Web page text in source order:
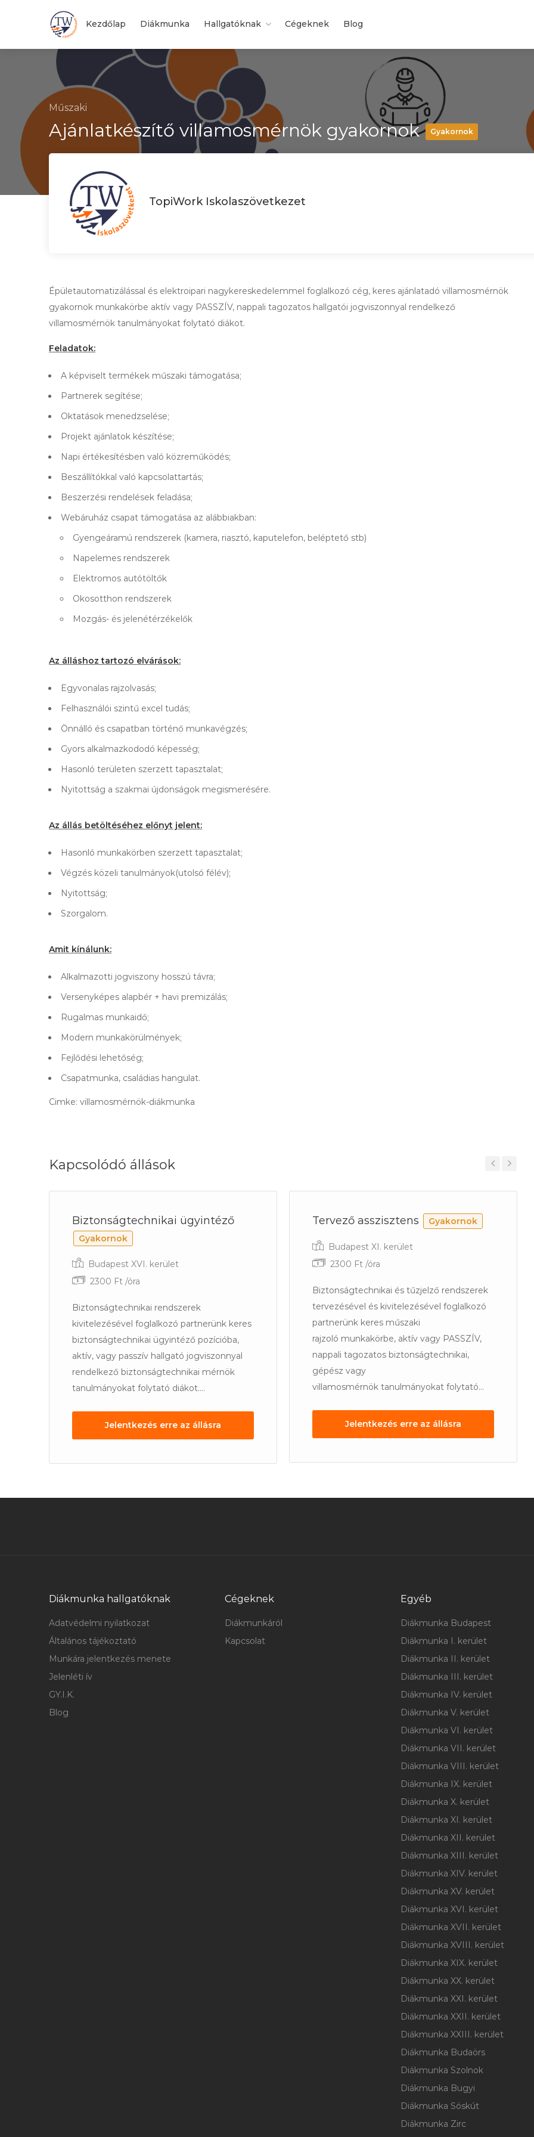
Kezdőlap Diákmunka Hallgatóknak Cégeknek Blog
Műszaki
Ajánlatkészítő villamosmérnök gyakornok Gyakornok
TopiWork Iskolaszövetkezet
Épületautomatizálással és elektroipari nagykereskedelemmel foglalkozó cég, keres ajánlatadó villamosmérnök
gyakornok munkakörbe aktív vagy PASSZÍV, nappali tagozatos hallgatói jogviszonnyal rendelkező
villamosmérnök tanulmányokat folytató diákot.
Feladatok:
A képviselt termékek műszaki támogatása;
Partnerek segítése;
Oktatások menedzselése;
Projekt ajánlatok készítése;
Napi értékesítésben való közreműködés;
Beszállítókkal való kapcsolattartás;
Beszerzési rendelések feladása;
Webáruház csapat támogatása az alábbiakban:
Gyengeáramú rendszerek (kamera, riasztó, kaputelefon, beléptető stb)
Napelemes rendszerek
Elektromos autótöltők
Okosotthon rendszerek
Mozgás- és jelenétérzékelők
Az álláshoz tartozó elvárások:
Egyvonalas rajzolvasás;
Felhasználói szintű excel tudás;
Önnálló és csapatban történő munkavégzés;
Gyors alkalmazkododó képesség;
Hasonló területen szerzett tapasztalat;
Nyitottság a szakmai újdonságok megismerésére.
Az állás betöltéséhez előnyt jelent:
Hasonló munkakörben szerzett tapasztalat;
Végzés közeli tanulmányok(utolsó félév);
Nyitottság;
Szorgalom.
Amit kínálunk:
Alkalmazotti jogviszony hosszú távra;
Versenyképes alapbér + havi premizálás;
Rugalmas munkaidő;
Modern munkakörülmények;
Fejlődési lehetőség;
Csapatmunka, családias hangulat.
Cimke: villamosmérnök-diákmunka
Kapcsolódó állások
Biztonságtechnikai ügyintéző
Gyakornok
Budapest XVI. kerület
2300 Ft /óra
Biztonságtechnikai rendszerek
kivitelezésével foglalkozó partnerünk keres
biztonságtechnikai ügyintéző pozícióba,
aktív, vagy passzív hallgató jogviszonnyal
rendelkező biztonságtechnikai mérnök
tanulmányokat folytató diákot....
Jelentkezés erre az állásra
Tervező asszisztens Gyakornok
Budapest XI. kerület
2300 Ft /óra
Biztonságtechnikai és tűzjelző rendszerek
tervezésével és kivitelezésével foglalkozó
partnerünk keres műszaki
rajzoló munkakörbe, aktív vagy PASSZÍV,
nappali tagozatos biztonságtechnikai,
gépész vagy
villamosmérnök tanulmányokat folytató...
Jelentkezés erre az állásra
Diákmunka hallgatóknak
Adatvédelmi nyilatkozat
Általános tájékoztató
Munkára jelentkezés menete
Jelenléti ív
GY.I.K.
Blog
Cégeknek
Diákmunkáról
Kapcsolat
Egyéb
Diákmunka Budapest
Diákmunka I. kerület
Diákmunka II. kerület
Diákmunka III. kerület
Diákmunka IV. kerület
Diákmunka V. kerület
Diákmunka VI. kerület
Diákmunka VII. kerület
Diákmunka VIII. kerület
Diákmunka IX. kerület
Diákmunka X. kerület
Diákmunka XI. kerület
Diákmunka XII. kerület
Diákmunka XIII. kerület
Diákmunka XIV. kerület
Diákmunka XV. kerület
Diákmunka XVI. kerület
Diákmunka XVII. kerület
Diákmunka XVIII. kerület
Diákmunka XIX. kerület
Diákmunka XX. kerület
Diákmunka XXI. kerület
Diákmunka XXII. kerület
Diákmunka XXIII. kerület
Diákmunka Budaörs
Diákmunka Szolnok
Diákmunka Bugyi
Diákmunka Sóskút
Diákmunka Zirc